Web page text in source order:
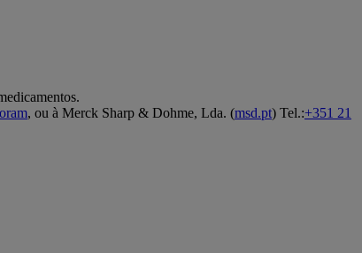
, ou à Merck Sharp & Dohme, Lda. (msd.pt) Tel.:+351 21